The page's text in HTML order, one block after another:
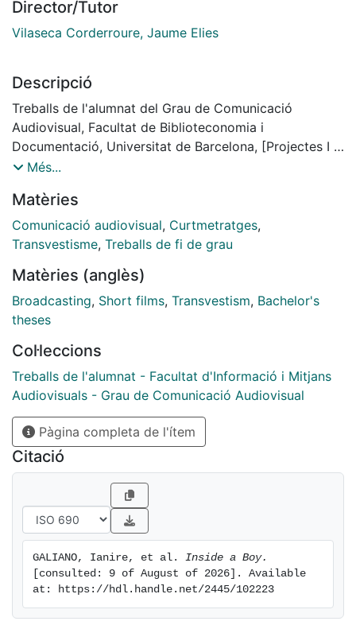
Director/Tutor
Vilaseca Corderroure, Jaume Elies
Descripció
Treballs de l'alumnat del Grau de Comunicació
Audiovisual, Facultat de Biblioteconomia i
Documentació, Universitat de Barcelona, [Projectes I -
Grup III]. Curs: 2015-2016, Tutor: Jaume Vilaseca
Director: Eloi Trullàs; Productor: Eloi Trullàs; Guionista:
Noemí Vacas; Co-guionista: Jesús Lucas; Directora de
fotografia: Mar Sabaté; Càmera: Mar Sabaté; Aj.
Direcció artística: Jesús Lucas; Direcció de so: Joel
Solé; Aj. so: Ianire Galiano; Muntatge: Noemí Vacas;
Música: Mar Sabaté; Càsting: Ianire Galiano;
artístic: Óscar Alves, Jesús Lucas, Sophie Zamboni,
Guillem Muñoz.
Més...
Matèries
Comunicació audiovisual, Curtmetratges,
Transvestisme, Treballs de fi de grau
Matèries (anglès)
Broadcasting, Short films, Transvestism, Bachelor's
theses
Col·leccions
Treballs de l'alumnat - Facultat d'Informació i Mitjans
Audiovisuals - Grau de Comunicació Audiovisual
Pàgina completa de l'ítem
Citació
GALIANO, Ianire, et al. Inside a Boy.
[consulted: 9 of August of 2026]. Available
at: https://hdl.handle.net/2445/102223